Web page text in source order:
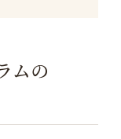
ムの